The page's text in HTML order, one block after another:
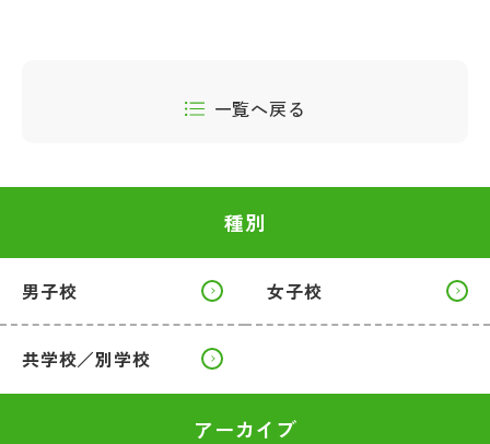
一覧へ戻る
種別
男子校 女子校
共学校／別学校
アーカイブ